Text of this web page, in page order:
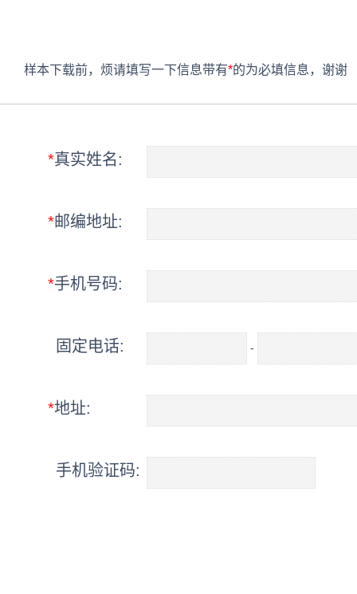
样本下载前，烦请填写一下信息带有*的为必填信息，谢谢
*真实姓名:
*邮编地址:
*手机号码:
固定电话: -
*地址:
手机验证码: